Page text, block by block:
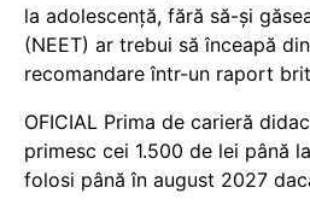
la adolescență, fără să-și
(NEET) ar trebui să înceapă
recomandare într-un raport
OFICIAL Prima de carieră
primesc cei 1.500 de lei până
folosi până în august 2027